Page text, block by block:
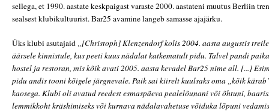
sellega, et 1990. aastate keskpaigast varaste 2000. aastateni muutus Berliin
sealsest klubikultuurist. Bar25 avamine langeb samasse ajajärku.
Üks klubi asutajaid „[Christoph] Klenzendorf kolis 2004. aasta augustis
äärsele kinnistule, kus peeti kuus nädalat katkematult pidu. Talvel pandi
hostel ja restoran, mis kõik avati 2005. aasta kevadel Bar25 nime all. [...]
pidu andis tooni kõigele järgnevale. Paik sai kiirelt kuulsaks oma „kõik
kaosega. Klubi oli avatud reedest esmaspäeva pealelõunani või õhtuni,
lemmikkoht kräshimiseks või kurnava nädalavahetuse võiduka lõpuni